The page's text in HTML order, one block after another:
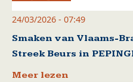
24/03/2026 - 07:49
Smaken van Vlaams-
Streek Beurs in
Meer lezen